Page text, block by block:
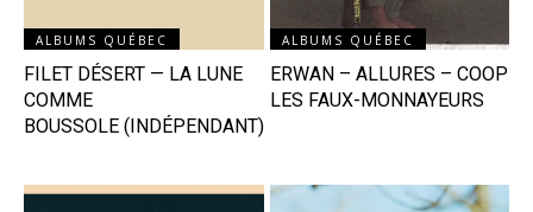
ALBUMS QUÉBEC
FILET DÉSERT — LA LUNE
COMME
BOUSSOLE (INDÉPENDANT)
ALBUMS QUÉBEC
ERWAN – ALLURES – COOP
LES FAUX-MONNAYEURS